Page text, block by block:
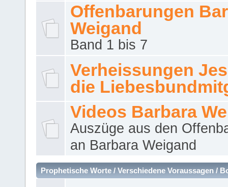
Offenbarungen
Weigand
Band 1 bis 7
Verheissungen
die
Videos Barbara
Auszüge aus den
an Barbara Weigand
Prophetische Worte / Verschiedene Voraussagen /